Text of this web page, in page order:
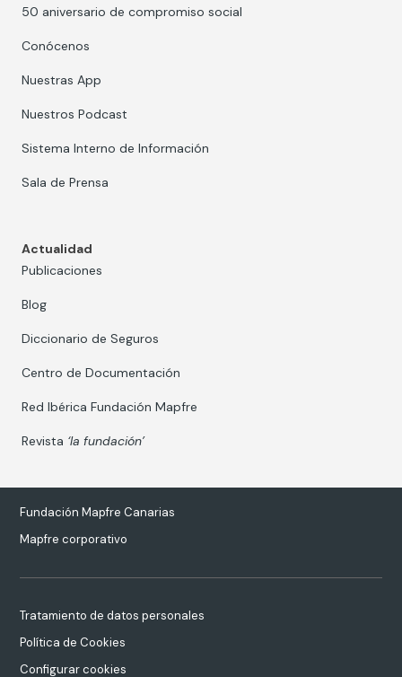
50 aniversario de compromiso social
Conócenos
Nuestras App
Nuestros Podcast
Sistema Interno de Información
Sala de Prensa
Actualidad
Publicaciones
Blog
Diccionario de Seguros
Centro de Documentación
Red Ibérica Fundación Mapfre
Revista ‘la fundación’
Fundación Mapfre Canarias
Mapfre corporativo
Tratamiento de datos personales
Política de Cookies
Configurar cookies